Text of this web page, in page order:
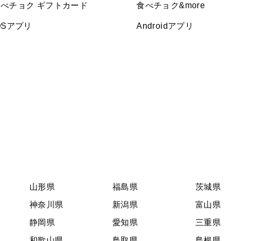
部離島の方のご注文はキャンセルさせて頂きます。
いて】
チョク ギフトカード 食べチョク&more
アプリ Androidアプリ
山形県 福島県
茨城県
神奈川県 新潟県
富山県
静岡県 愛知県
三重県